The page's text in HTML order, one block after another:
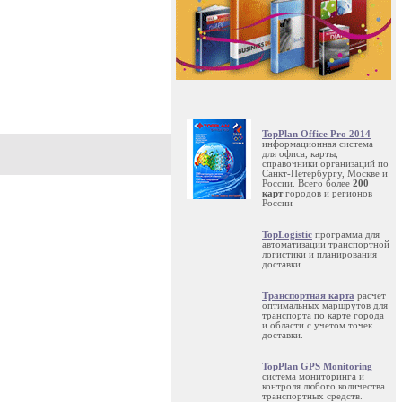
TopPlan Office Pro 2014
информационная система
для офиса, карты,
справочники организаций по
Санкт-Петербургу, Москве и
России. Всего более 200
картгородов и регионов
России
TopLogistic программа для
автоматизации транспортной
логистики и планирования
доставки.
Транспортная карта расчет
оптимальных маршрутов для
транспорта по карте города
и области с учетом точек
доставки.
TopPlan GPS Monitoring
система мониторинга и
контроля любого количества
транспортных средств.